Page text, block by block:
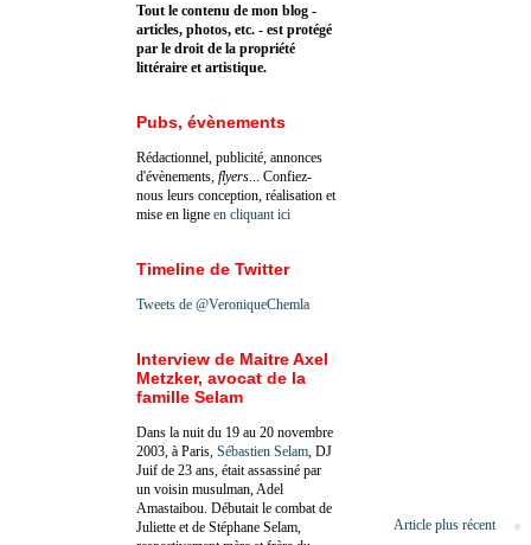
Article plus récent
Tout le contenu de mon blog -
articles, photos, etc. - est protégé
par le droit de la propriété
littéraire et artistique.
Pubs, évènements
Rédactionnel, publicité, annonces
d'évènements, flyers ... Confiez-
nous leurs conception, réalisation et
mise en ligne en cliquant ici
Timeline de Twitter
Tweets de @VeroniqueChemla
Interview de Maitre Axel
Metzker, avocat de la
famille Selam
Dans la nuit du 19 au 20 novembre
2003, à Paris, Sébastien Selam , DJ
Juif de 23 ans, était assassiné par
un voisin musulman, Adel
Amastaibou. Débutait le combat de
Juliette et de Stéphane Selam,